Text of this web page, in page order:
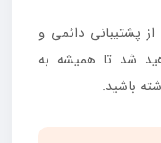
پشتیبانی دائمی و
شد تا همیشه به
باشید.